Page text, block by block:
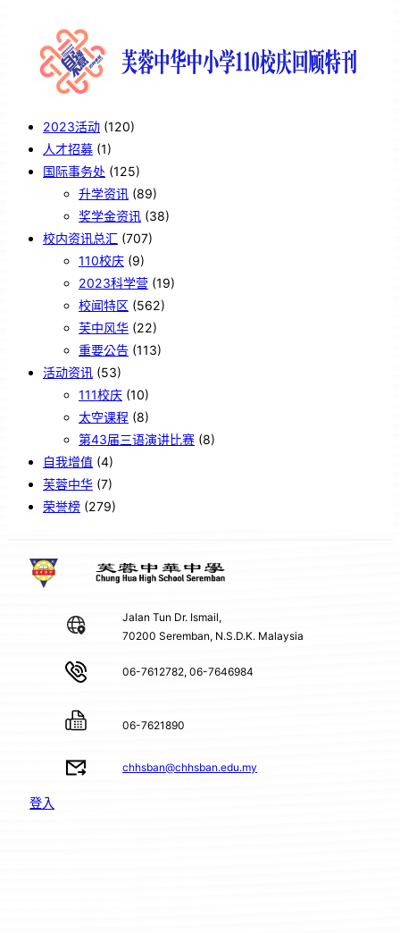
2023活动 (120)
人才招募 (1)
国际事务处 (125)
升学资讯 (89)
奖学金资讯 (38)
校内资讯总汇 (707)
110校庆 (9)
2023科学营 (19)
校闻特区 (562)
芙中风华 (22)
重要公告 (113)
活动资讯 (53)
111校庆 (10)
太空课程 (8)
第43届三语演讲比赛 (8)
自我增值 (4)
芙蓉中华 (7)
荣誉榜 (279)
Jalan Tun Dr. Ismail,
70200 Seremban, N.S.D.K. Malaysia
06-7612782, 06-7646984
06-7621890
chhsban@chhsban.edu.my
登入